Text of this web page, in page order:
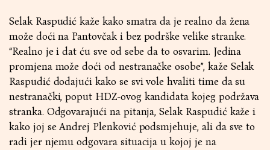
Selak Raspudić kaže kako smatra da je realno da žena
može doći na Pantovčak i bez podrške velike stranke.
“Realno je i dat ću sve od sebe da to osvarim. Jedina
promjena može doći od nestranačke osobe”, kaže Selak
Raspudić dodajući kako se svi vole hvaliti time da su
nestranački, poput HDZ-ovog kandidata kojeg podržava
stranka. Odgovarajući na pitanja, Selak Raspudić kaže i
kako joj se Andrej Plenković podsmjehuje, ali da sve to
radi jer njemu odgovara situacija u kojoj je na